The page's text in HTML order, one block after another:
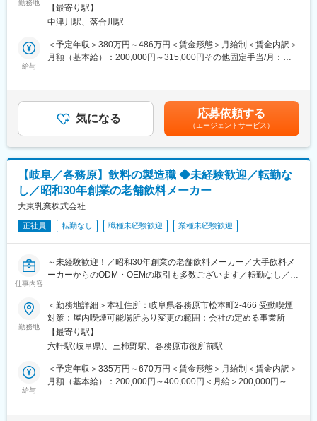
■企業魅力
つくり続けている会社です。どら焼きや饅頭、氷砂糖。どれも無
くなることのないロングセラーの食品となっており、事業は安定
変更の範囲：会社の定める業務
ラ、口紅等の製造工程管理、完成品の品質チェック、不具合対応
をお任せします。まずは現場を知ることからスタートし、少しず
つ管理や改善のスキルを身につけていただきます！
■業務詳細
製品がスムーズに生産できるよう、技術面から橋渡し役を担い、
現場の声を取り入れながら、安定して作り続けられる手順を作
る。
【検査判定／品質評価と適合性判断】
◆多角的な分析に基づく製品の出荷判定：
いるかを厳格に判定する。
◆品質不適合の原因調査と是正措置の立案：
的な改善策を講じる。
入社後１～3年の現場研修をお受け頂き、製品知識をじっくり学べ
るため、未経験の方も安心してスタートできる環境です！研修期
間は習熟度に合わせ変化します。
・工場内は非常に清潔な環境が保たれており、冷暖房も完備◎
・有名ブランドなどの製造も携わっているため、お店などで自分
勤務地 業所
【最寄り駅】
中津川駅、落合川駅
給与
＜予定年収＞380万円～486万円＜賃金形態＞月給制＜賃金内訳＞
月額（基本給）：200,000円～315,000円その他固定手当/月：
援金）下記の中津川市のHP参照
https://www.nakatugawa.com/shiensaku賃金はあくまでも目安の
金額であり、選考を通じて上下する可能性があります。月給(月額)
は固定手当を含めた表記です。
気になる 応募依頼する
（エージェントサービス）
【岐阜／各務原】飲料の製造職 ◆未経験歓迎／転勤な
し／昭和30年創業の老舗飲料メーカー
大東乳業株式会社
正社員 転勤なし 職種未経験歓迎 業種未経験歓迎
仕事内容
～未経験歓迎！／昭和30年創業の老舗飲料メーカー／大手飲料メ
ーカーからのODM・OEMの取引も多数ございます／転勤なし／育
■業務内容:
大手飲料メーカーより受託を受けた缶詰飲料（コーヒー・茶系・
炭酸・果汁・乳酸・ゼリー飲料等）の中味液の調合及び充填を行
っていただきます。
■詳細:
▽調合部門（中味液の調合）
勤務地
＜勤務地詳細＞本社住所：岐阜県各務原市松本町2-466 受動喫煙
対策：屋内喫煙可能場所あり変更の範囲：会社の定める事業所
【最寄り駅】
六軒駅(岐阜県)、三柿野駅、各務原市役所前駅
給与
＜予定年収＞335万円～670万円＜賃金形態＞月給制＜賃金内訳＞
月額（基本給）：200,000円～400,000円＜月給＞200,000円～